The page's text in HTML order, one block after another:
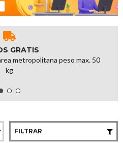
GRATIS
metropolitana peso max. 50
kg
FILTRAR